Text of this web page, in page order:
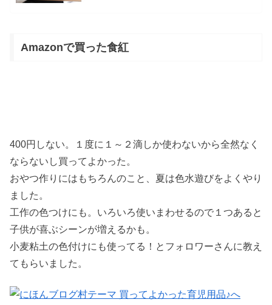
Amazonで買った食紅
400円しない。１度に１～２滴しか使わないから全然なく
ならないし買ってよかった。
おやつ作りにはもちろんのこと、夏は色水遊びをよくやり
ました。
工作の色つけにも。いろいろ使いまわせるので１つあると
子供が喜ぶシーンが増えるかも。
小麦粘土の色付けにも使ってる！とフォロワーさんに教え
てもらいました。